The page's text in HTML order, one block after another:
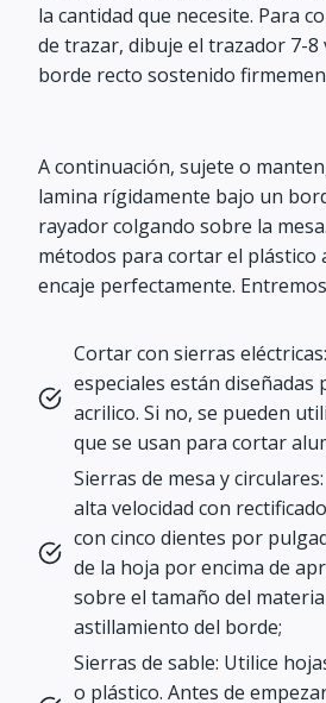
la cantidad que necesite. Para
de trazar, dibuje el trazador 7-8
borde recto sostenido
A continuación, sujete o
lamina rígidamente bajo un
rayador colgando sobre la
métodos para cortar el plástico
encaje perfectamente.
Cortar con sierras
especiales están diseñadas
acrilico. Si no, se pueden
que se usan para cortar
Sierras de mesa y
alta velocidad con
con cinco dientes por
de la hoja por encima de
sobre el tamaño del
astillamiento del borde;
Sierras de sable: Utilice
o plástico. Antes de